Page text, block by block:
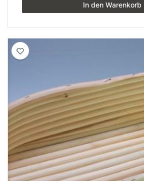
In den Warenkorb